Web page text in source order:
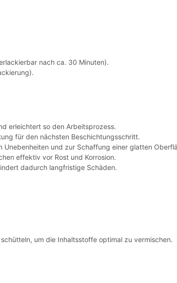
nach ca. 30 Minuten).
erleichtert so den Arbeitsprozess.
für den nächsten Beschichtungsschritt.
Unebenheiten und zur Schaffung einer glatten
effektiv vor Rost und Korrosion.
dadurch langfristige Schäden.
um die Inhaltsstoffe optimal zu vermischen.